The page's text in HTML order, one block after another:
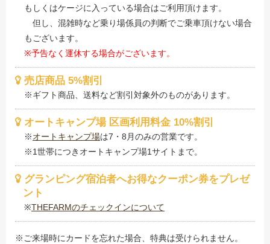
もしくはケージに入っている場合はご利用頂けます。
但し、混雑時など乗り場係員の判断でご乗車頂けない場合
もございます。
※予告なく運休する場合がございます。
売店商品 5%割引
※ギフト商品、送料など割引対象外のものがあります。
オートキャンプ場 区画利用料金 10%割引
※オートキャンプ場は7・8月のみの営業です。
※1世帯につきオートキャンプ場1サイトまで。
グランピング宿泊者へお得なクーポン券をプレゼ
ント
※THEFARMのチェックインについて
※ご来場時にカードを忘れた場合、特典は受けられません。